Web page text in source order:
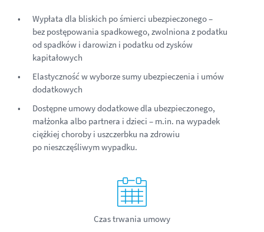
Wypłata dla bliskich po śmierci ubezpieczonego –
bez postępowania spadkowego, zwolniona z podatku
od spadków i darowizn i podatku od zysków
kapitałowych
Elastyczność w wyborze sumy ubezpieczenia i umów
dodatkowych
Dostępne umowy dodatkowe dla ubezpieczonego,
małżonka albo partnera i dzieci – m.in. na wypadek
ciężkiej choroby i uszczerbku na zdrowiu
po nieszczęśliwym wypadku.
Czas trwania umowy